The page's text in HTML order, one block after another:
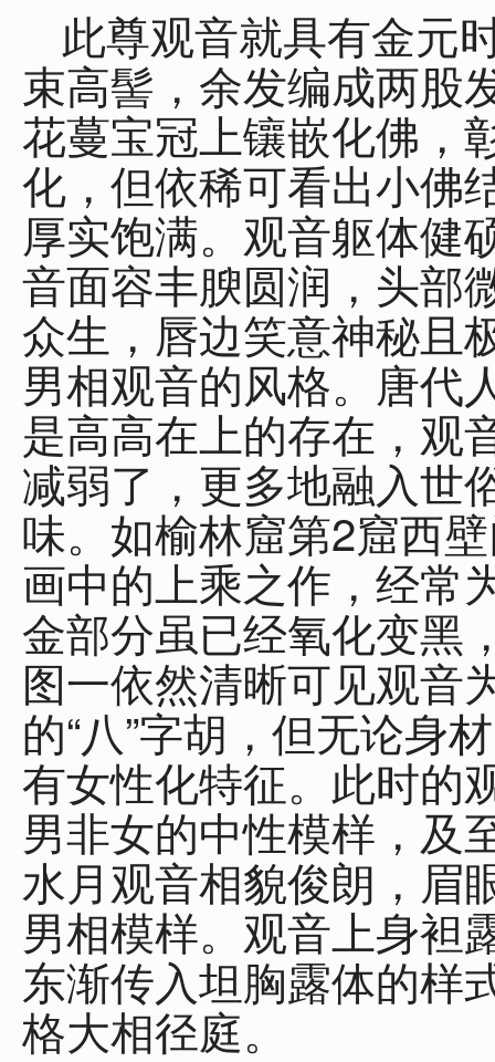
此尊观音就具有金元
束高髻，余发编成两股
花蔓宝冠上镶嵌化佛，
化，但依稀可看出小佛
厚实饱满。观音躯体健
音面容丰腴圆润，头部
众生，唇边笑意神秘且
男相观音的风格。唐代
是高高在上的存在，观
减弱了，更多地融入世
味。如榆林窟第2窟西
画中的上乘之作，经常
金部分虽已经氧化变黑
图一依然清晰可见观音
的“八”字胡，但无论身
有女性化特征。此时的
男非女的中性模样，及
水月观音相貌俊朗，眉
男相模样。观音上身袒
东渐传入坦胸露体的样
格大相径庭。